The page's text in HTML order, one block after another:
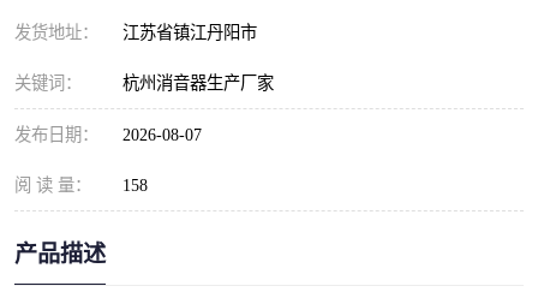
发货地址： 江苏省镇江丹阳市
关键词： 杭州消音器生产厂家
发布日期： 2026-08-07
阅 读 量： 158
产品描述